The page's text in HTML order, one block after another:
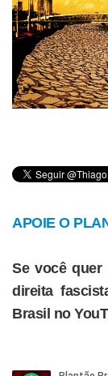
APOIE O
Se você
direita
Brasil no